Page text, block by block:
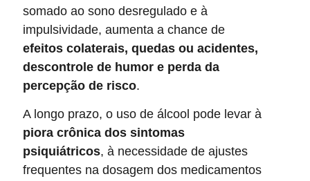
somado ao sono desregulado e à
impulsividade, aumenta a chance de
efeitos colaterais, quedas ou acidentes,
descontrole de humor e perda da
percepção de risco.
A longo prazo, o uso de álcool pode levar à
piora crônica dos sintomas
psiquiátricos, à necessidade de ajustes
frequentes na dosagem dos medicamentos